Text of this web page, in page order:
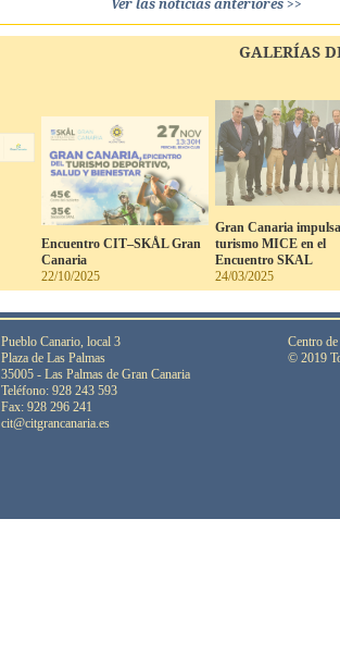
GALERÍAS
Encuentro CIT–SKÅL Gran
Canaria
22/10/2025
Gran Canaria
turismo MICE en el
Encuentro SKAL
24/03/2025
Centro
© 2019
Pueblo Canario, local 3
Plaza de Las Palmas
35005 - Las Palmas de Gran Canaria
Teléfono: 928 243 593
Fax: 928 296 241
cit@citgrancanaria.es